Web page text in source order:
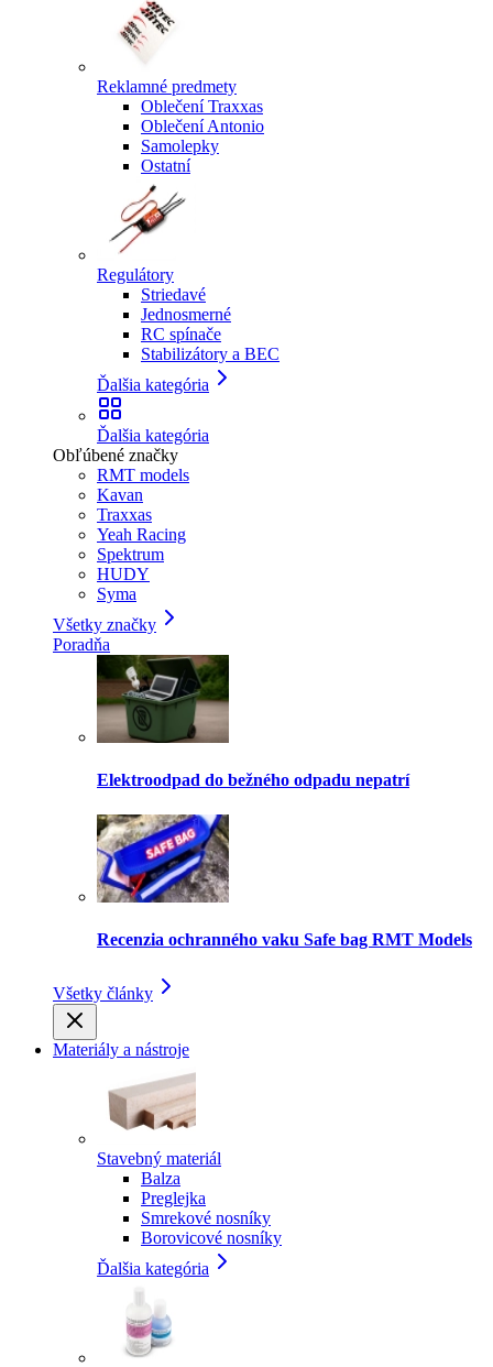
Reklamné predmety
Oblečení Traxxas
Oblečení Antonio
Samolepky
Ostatní
Regulátory
Striedavé
Jednosmerné
RC spínače
Stabilizátory a BEC
Ďalšia kategória
Ďalšia kategória
Obľúbené značky
RMT models
Kavan
Traxxas
Yeah Racing
Spektrum
HUDY
Syma
Všetky značky
Poradňa
Elektroodpad do bežného odpadu nepatrí
Recenzia ochranného vaku Safe bag RMT Models
Všetky články
Materiály a nástroje
Stavebný materiál
Balza
Preglejka
Smrekové nosníky
Borovicové nosníky
Ďalšia kategória